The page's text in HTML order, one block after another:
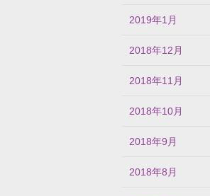
2019年1月
2018年12月
2018年11月
2018年10月
2018年9月
2018年8月